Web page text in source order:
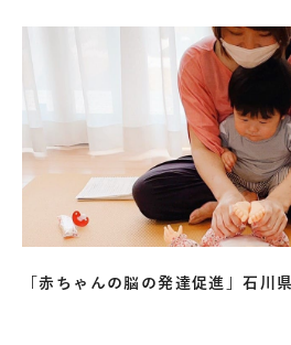
「赤ちゃんの脳の発達促進」石川